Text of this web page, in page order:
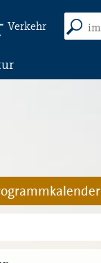
Verkehr